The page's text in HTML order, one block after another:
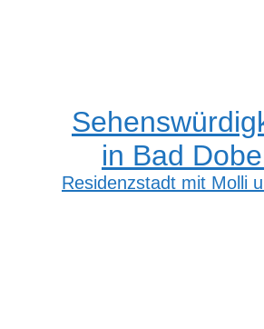
in Bad
Residenzstadt mit Molli